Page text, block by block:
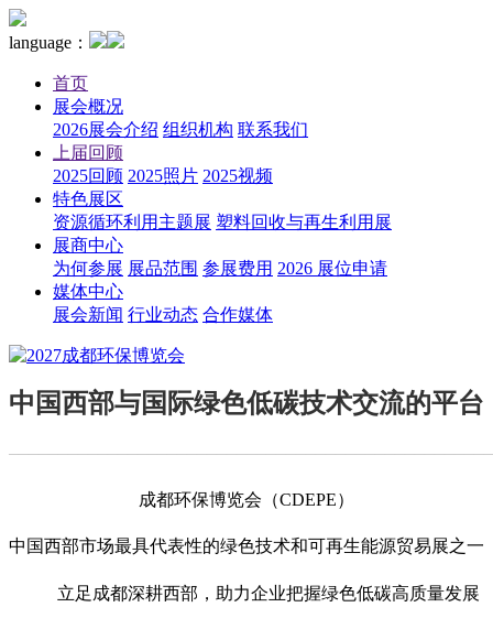
language：
首页
展会概况
2026展会介绍 组织机构 联系我们
上届回顾
2025回顾 2025照片 2025视频
特色展区
资源循环利用主题展 塑料回收与再生利用展
展商中心
为何参展 展品范围 参展费用 2026 展位申请
媒体中心
展会新闻 行业动态 合作媒体
中国西部与国际绿色低碳技术交流的平台
成都环保博览会（CDEPE）
中国西部市场最具代表性的绿色技术和可再生能源贸易展之一
立足成都深耕西部，助力企业把握绿色低碳高质量发展